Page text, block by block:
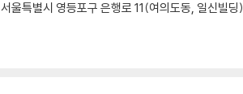
서울특별시 영등포구 은행로 11(여의도동, 일신빌딩)